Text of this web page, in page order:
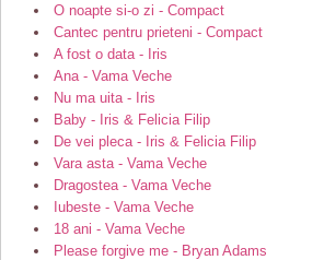
O noapte si-o zi - Compact
Cantec pentru prieteni - Compact
A fost o data - Iris
Ana - Vama Veche
Nu ma uita - Iris
Baby - Iris & Felicia Filip
De vei pleca - Iris & Felicia Filip
Vara asta - Vama Veche
Dragostea - Vama Veche
Iubeste - Vama Veche
18 ani - Vama Veche
Please forgive me - Bryan Adams